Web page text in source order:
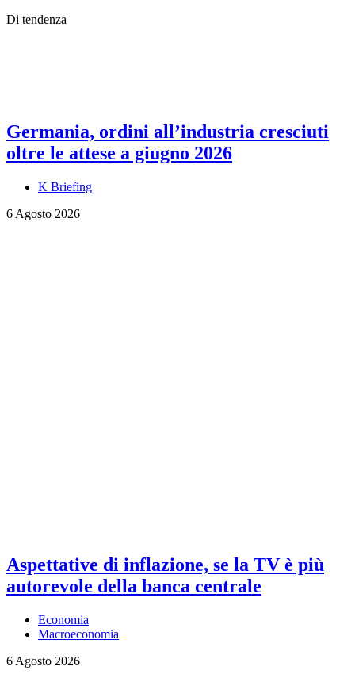
Di tendenza
Germania, ordini all’industria cresciuti
oltre le attese a giugno 2026
K Briefing
6 Agosto 2026
Aspettative di inflazione, se la TV è più
autorevole della banca centrale
Economia
Macroeconomia
6 Agosto 2026